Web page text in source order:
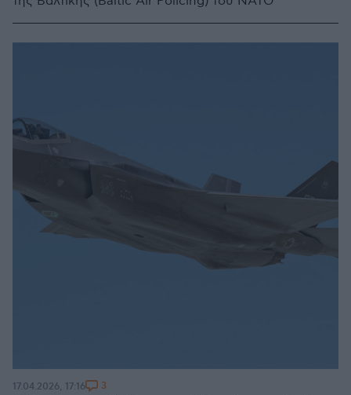
17.04.2026, 17:16 3